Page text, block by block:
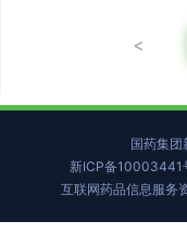
<
国药集
新ICP备10003441
互联网药品信息服